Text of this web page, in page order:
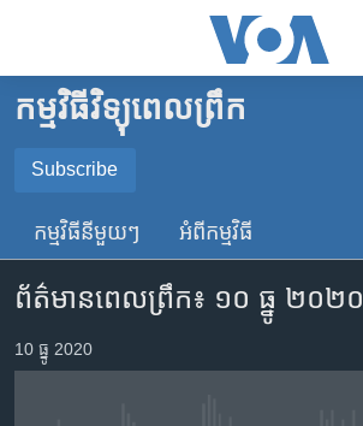
គេហទំព័រ​
ទាក់ទង
រំលង​
ទំព័រ​
ព័ត៌មាន​​
តែ​
ម្តង
កម្ពុជា
អន្តរជាតិ
ចិន
ហេឡូវីអូអេ
កម្ពុជាច្នៃប្រតិដ្ឋ
កម្មវិធីវិទ្យុពេលព្រឹក
Subscribe
SUBSCRIBE
កម្មវិធី​នីមួយៗ អំពី​កម្មវិធី​
ព័ត៌មានពេលព្រឹក៖ ១០​ ធ្នូ ២០២០
10 ធ្នូ 2020